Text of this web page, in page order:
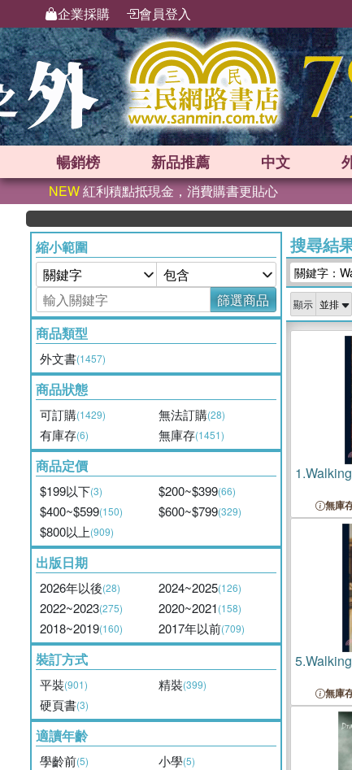
企業採購 會員登入
暢銷榜 新品推薦 中文
NEW紅利積點抵現金，消費購書更貼心
縮小範圍
篩選商品
商品類型
外文書(1457)
商品狀態
可訂購(1429) 無法訂購(28)
有庫存(6) 無庫存(1451)
商品定價
$199以下(3) $200~$399(66)
$400~$599(150) $600~$799(329)
$800以上(909)
出版日期
2026年以後(28) 2024~2025(126)
2022~2023(275) 2020~2021(158)
2018~2019(160) 2017年以前(709)
裝訂方式
平裝(901) 精裝(399)
硬頁書(3)
適讀年齡
學齡前(5) 小學(5)
搜尋結
關鍵字：
顯示
1.
無庫
5.
無庫